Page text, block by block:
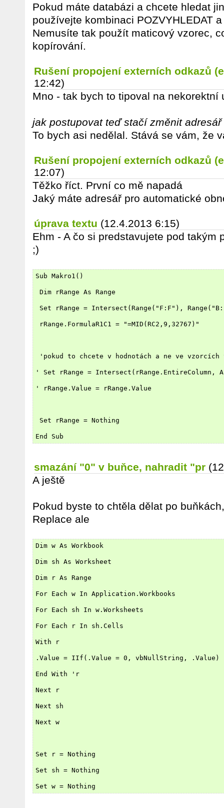
Pokud máte databázi a chcete hledat
používejte kombinaci POZVYHLEDAT
Nemusíte tak použít maticový vzorec,
kopírování.
Rušení propojení externích odkazů
12:42)
Mno - tak bych to tipoval na nekorektní
jak postupovat teď stačí změnit
To bych asi nedělal. Stává se vám, že
Rušení propojení externích odkazů
12:07)
Těžko říct. První co mě napadá
Jaký máte adresář pro automatické
úprava textu (12.4.2013 6:15)
Ehm - A čo si predstavujete pod takým
;)
Sub Makro1()
Dim rRange As Range
Set rRange = Intersect(Range("F:F"),
rRange.FormulaR1C1 = "=MID(RC2,9,32767)"
'pokud to chcete v hodnotách a ne ve
' Set rRange = Intersect(rRange.EntireColumn,
' rRange.Value = rRange.Value
Set rRange = Nothing
End Sub
smazání "0" v buňce, nahradit "pr
A ještě
Pokud byste to chtěla dělat po
Replace ale
Dim w As Workbook
Dim sh As Worksheet
Dim r As Range
For Each w In Application.Workbooks
For Each sh In w.Worksheets
For Each r In sh.Cells
With r
.Value = IIf(.Value = 0, vbNullString, .Value)
End With 'r
Next r
Next sh
Next w
Set r = Nothing
Set sh = Nothing
Set w = Nothing